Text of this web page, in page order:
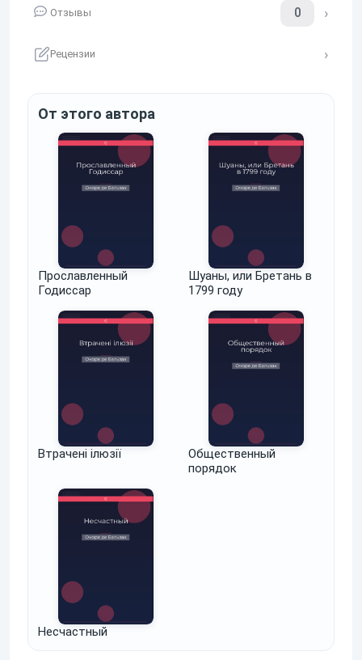
Отзывы 0
Рецензии
От этого автора
Прославленный
Годиссар
Шуаны, или Бретань в
1799 году
Втрачені ілюзії
Общественный
порядок
Несчастный